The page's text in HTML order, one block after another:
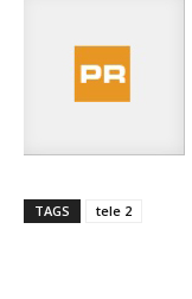
TAGS tele 2